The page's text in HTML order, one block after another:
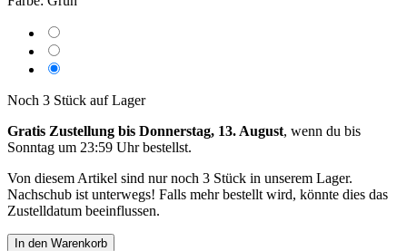
Noch 3 Stück auf Lager
Gratis Zustellung bis Donnerstag, 13. August, wenn du bis
Sonntag um 23:59 Uhrbestellst.
Von diesem Artikel sind nur noch 3 Stück in unserem Lager.
Nachschub ist unterwegs! Falls mehr bestellt wird, könnte dies das
Zustelldatum beeinflussen.
In den Warenkorb